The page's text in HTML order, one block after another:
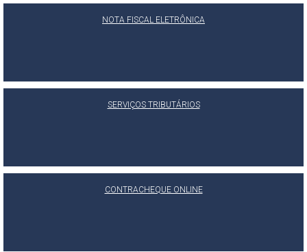
NOTA FISCAL ELETRÔNICA
SERVIÇOS TRIBUTÁRIOS
CONTRACHEQUE ONLINE